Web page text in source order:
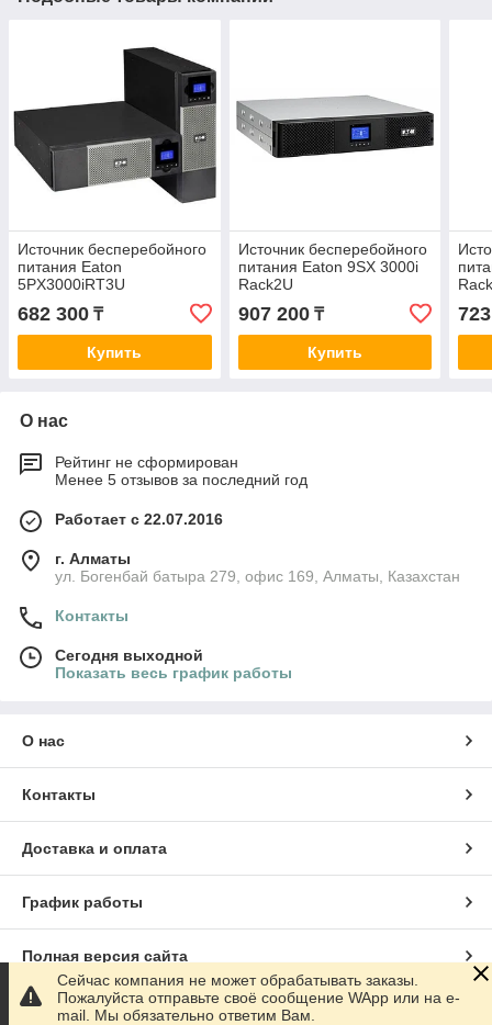
Источник бесперебойного
питания Eaton
5PX3000iRT3U
3000VA/2700W
682 300 ₸
Купить
Источник бесперебойного
питания Eaton 9SX 3000i
Rack2U
907 200₸
Купить
О нас
Рейтинг не сформирован
Менее 5 отзывов за последний год
Работает с 22.07.2016
г. Алматы
ул. Богенбай батыра 279, офис 169, Алматы, Казахстан
Контакты
Сегодня выходной
Показать весь график работы
О нас
Контакты
Доставка и оплата
График работы
Полная версия сайта
Сайт создан на маркетплейсеSatu.kz
Сейчас компания не может обрабатывать заказы.
Пожалуйста отправьте своё сообщение WApp или на e-
mail. Мы обязательно ответим Вам.